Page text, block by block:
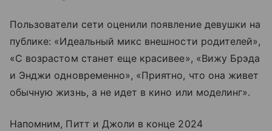
Пользователи сети оценили появление девушки на
публике: «Идеальный микс внешности родителей»,
«С возрастом станет еще красивее», «Вижу Брэда
и Энджи одновременно», «Приятно, что она живет
обычную жизнь, а не идет в кино или моделинг».
Напомним, Питт и Джоли в конце 2024